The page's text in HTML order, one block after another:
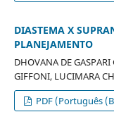
DIASTEMA X
PLANEJAMENTO
DHOVANA DE
GIFFONI, LUCIMARA
PDF (Português